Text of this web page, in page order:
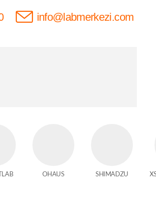
info@labmerkezi.com
OHAUS SHIMADZU